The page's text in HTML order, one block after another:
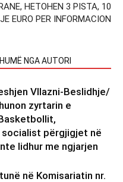
HETOHEN 3 PISTA, 10
EURO PER INFORMACION
NGA AUTORI
Vllazni-Beslidhje/
zyrtarin e
socialist përgjigjet në
lidhur me ngjarjen
në Komisariatin nr.